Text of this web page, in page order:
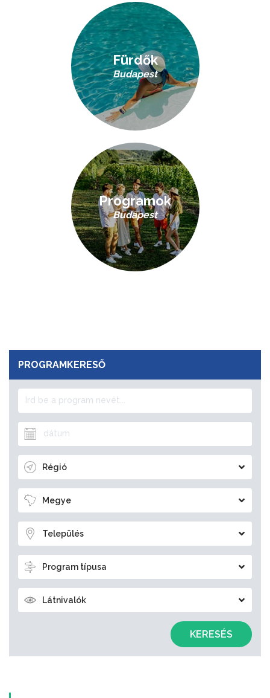
Fürdők
Budapest
Programok
Budapest
PROGRAMKERESŐ
Régió
Megye
Település
Program típusa
Látnivalók
KERESÉS